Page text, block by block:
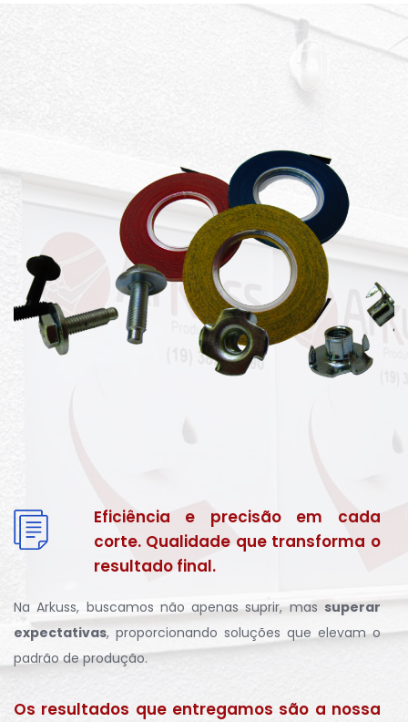
Eficiência e precisão em cada
corte. Qualidade que transforma o
resultado final.
Na Arkuss, buscamos não apenas suprir, mas superar
expectativas, proporcionando soluções que elevam o
padrão de produção.
Os resultados que entregamos são a nossa